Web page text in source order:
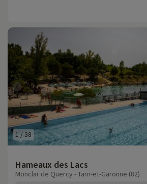
1 /38
Hameaux des Lacs
Monclar de Quercy - Tarn-et-Garonne (82)